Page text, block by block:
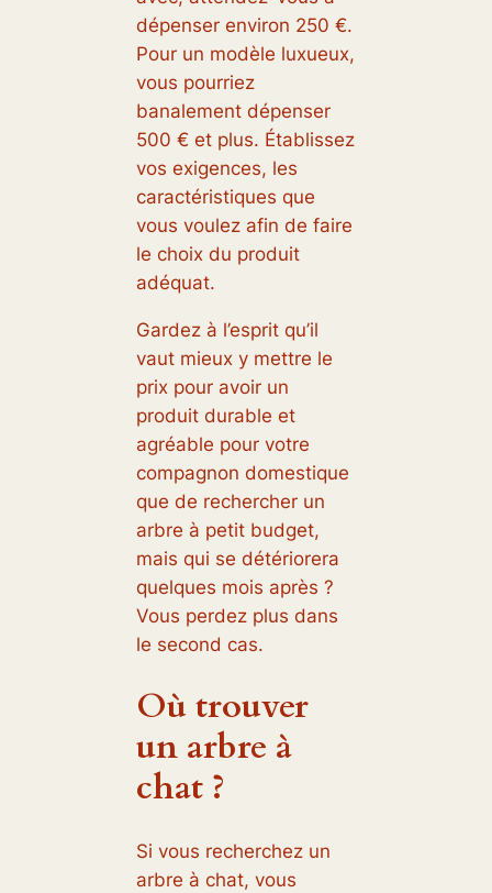
dépenser environ 250 €.
Pour un modèle luxueux,
vous pourriez
banalement dépenser
500 € et plus. Établissez
vos exigences, les
caractéristiques que
vous voulez afin de faire
le choix du produit
adéquat.
Gardez à l’esprit qu’il
vaut mieux y mettre le
prix pour avoir un
produit durable et
agréable pour votre
compagnon domestique
que de rechercher un
arbre à petit budget,
mais qui se détériorera
quelques mois après ?
Vous perdez plus dans
le second cas.
Où trouver
un arbre à
chat ?
Si vous recherchez un
arbre à chat, vous